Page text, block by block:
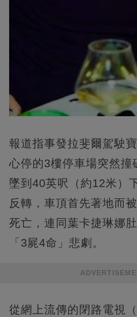
報道指事發拉斐爾駕駛
心停的3樓停車場突然撞
墜到40英呎（約12米）
反轉，車頂首先著地而
死亡，連同葉卡捷琳娜
「3屍4命」悲劇。
從網上流傳的閉路電視